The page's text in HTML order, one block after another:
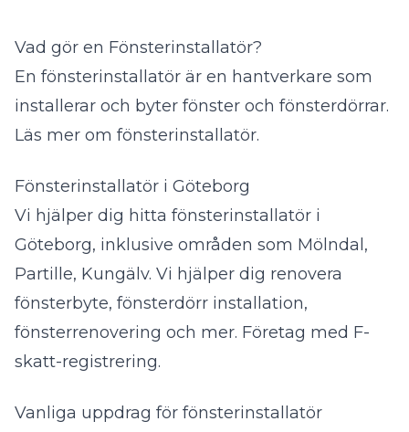
Vad gör en Fönsterinstallatör?
En fönsterinstallatör är en hantverkare som
installerar och byter fönster och fönsterdörrar.
Läs mer om fönsterinstallatör.
Fönsterinstallatör i Göteborg
Vi hjälper dig hitta fönsterinstallatör i
Göteborg, inklusive områden som Mölndal,
Partille, Kungälv. Vi hjälper dig renovera
fönsterbyte, fönsterdörr installation,
fönsterrenovering och mer. Företag med F-
skatt-registrering.
Vanliga uppdrag för fönsterinstallatör